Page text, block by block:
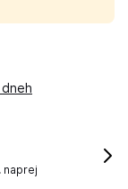
naprej